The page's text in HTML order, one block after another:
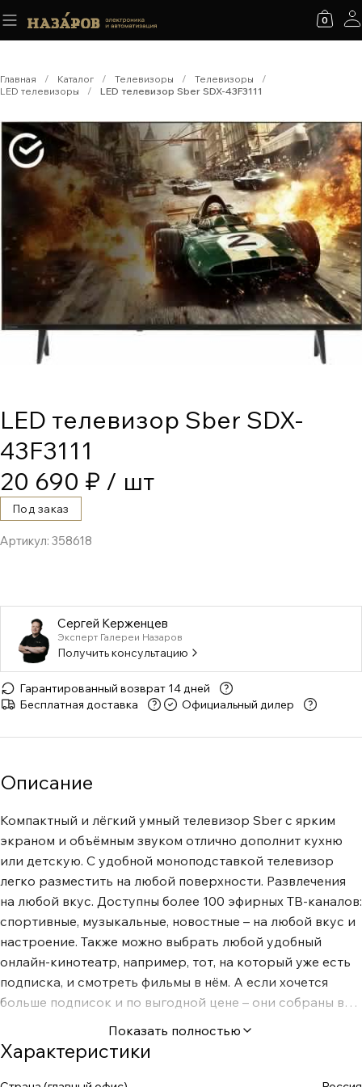
0
Главная / Каталог / Телевизоры / Телевизоры
/
LED телевизоры
/ LED телевизор Sber SDX-43F3111
LED телевизор Sber SDX-
43F3111
20 690 ₽ / шт
Под заказ
Артикул: 358618
Сергей Керженцев
Эксперт Галереи Назаров
Получить консультацию
Гарантированный возврат 14 дней
Бесплатная доставка
Официальный дилер
Описание
Компактный и лёгкий умный телевизор Sber с ярким
экраном и объёмным звуком отлично дополнит кухню
или детскую. С удобной моноподставкой телевизор
легко разместить на любой поверхности. Развлечения
на любой вкус. Доступны более 100 эфирных ТВ-каналов:
спортивные, музыкальные, новостные – на любой вкус и
настроение. Также можно выбрать любой удобный
онлайн-кинотеатр, например, тот, на который уже есть
подписка, и смотреть фильмы в нём. А если хочется
больше подписок и по выгодной цене – они собраны в
специальном разделе. Детский раздел. Доступны
развивающие игры, сказки, передачи, мультфильмы и
энциклопедия – всё по возрасту и интересам! Дети
проведут время с пользой, открывая для себя новые
Показать полностью
Характеристики